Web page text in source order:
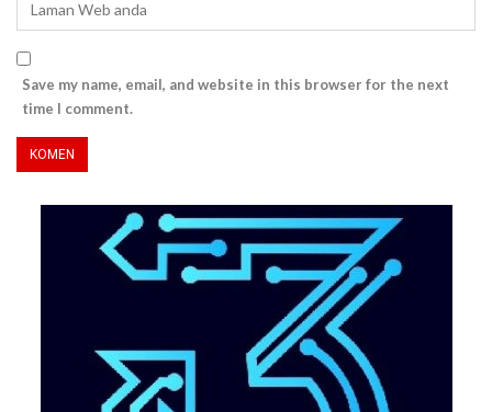
Save my name, email, and website in this browser for the next
time I comment.